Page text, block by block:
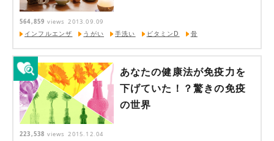
564,859 views 2013.09.09
インフルエンザ うがい 手洗い ビタミンD 骨
あなたの健康法が免疫力を
下げていた！？驚きの免疫
の世界
223,538 views 2015.12.04